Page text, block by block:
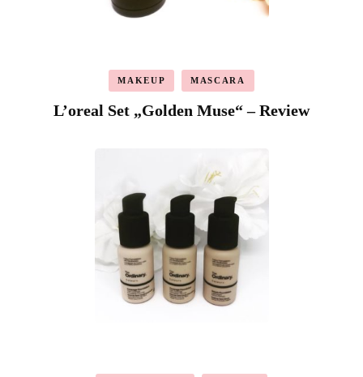
MAKEUP MASCARA
L’oreal Set „Golden Muse“ – Review